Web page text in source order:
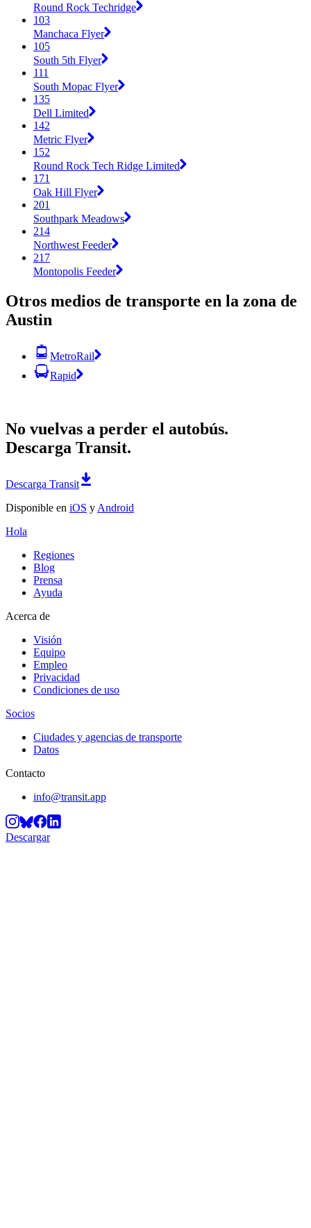
Round Rock Techridge
103
Manchaca Flyer
105
South 5th Flyer
111
South Mopac Flyer
135
Dell Limited
142
Metric Flyer
152
Round Rock Tech Ridge Limited
171
Oak Hill Flyer
201
Southpark Meadows
214
Northwest Feeder
217
Montopolis Feeder
Otros medios de transporte en la zona de
Austin
MetroRail
Rapid
No vuelvas a perder el autobús.
Descarga Transit.
Descarga Transit
Disponible en iOS y Android
Hola
Regiones
Blog
Prensa
Ayuda
Acerca de
Visión
Equipo
Empleo
Privacidad
Condiciones de uso
Socios
Ciudades y agencias de transporte
Datos
Contacto
info@transit.app
Descargar